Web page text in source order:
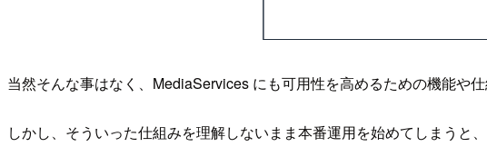
当然そんな事はなく、MediaServices にも可用性を高めるための機能や仕
しかし、そういった仕組みを理解しないまま本番運用を始めてしまう